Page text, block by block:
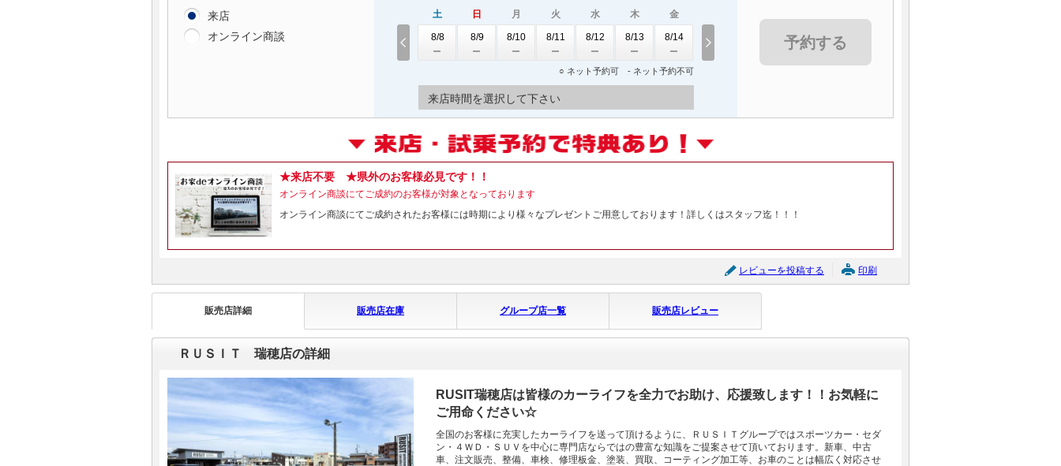
来店
オンライン商談
土
8/8
日
8/9
月
8/10
火
8/11
水
8/12
木
8/13
金
8/14
○ ネット予約可 - ネット予約不可
来店時間を選択して下さい
予約する
★来店不要 ★県外のお客様必見です！！
オンライン商談にてご成約のお客様が対象となっております
オンライン商談にてご成約されたお客様には時期により様々なプレゼントご用意しております！詳しくはスタッフ迄！！！
レビューを投稿する 印刷
販売店詳細 販売店在庫 グループ店一覧 販売店レビュー
ＲＵＳＩＴ 瑞穂店の詳細
RUSIT瑞穂店は皆様のカーライフを全力でお助け、応援致します！！お気軽に
ご用命ください☆
全国のお客様に充実したカーライフを送って頂けるように、ＲＵＳＩＴグループではスポーツカー・セダ
ン・４ＷＤ・ＳＵＶを中心に専門店ならではの豊富な知識をご提案させて頂いております。新車、中古
車、注文販売、整備、車検、修理板金、塗装、買取、コーティング加工等、お車のことは幅広く対応させ